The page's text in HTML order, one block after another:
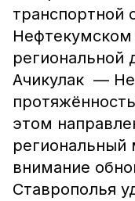
транспортной
Нефтекумском
региональной
Ачикулак —
этом
внимание
Ставрополья